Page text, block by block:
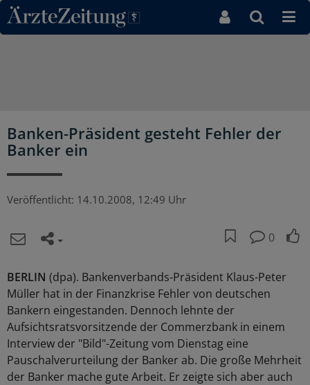
Direkt zum Inhaltsbereich
Banken-Präsident gesteht Fehler der
Banker ein
Veröffentlicht: 14.10.2008, 12:49 Uhr
0
BERLIN (dpa). Bankenverbands-Präsident Klaus-Peter
Müller hat in der Finanzkrise Fehler von deutschen
Bankern eingestanden. Dennoch lehnte der
Aufsichtsratsvorsitzende der Commerzbank in einem
Interview der "Bild"-Zeitung vom Dienstag eine
Pauschalverurteilung der Banker ab. Die große Mehrheit
der Banker mache gute Arbeit. Er zeigte sich aber auch